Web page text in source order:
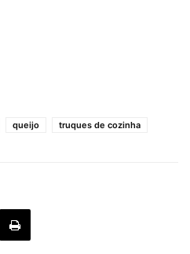
queijo truques de cozinha